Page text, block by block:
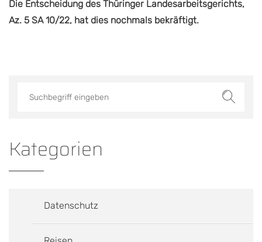
Die Entscheidung des Thüringer Landesarbeitsgerichts,
Az. 5 SA 10/22, hat dies nochmals bekräftigt.
Kategorien
Datenschutz